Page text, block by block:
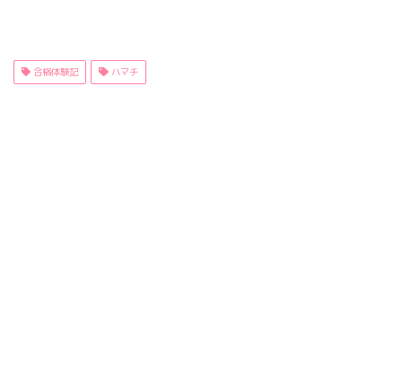
合格体験記 ハマチ